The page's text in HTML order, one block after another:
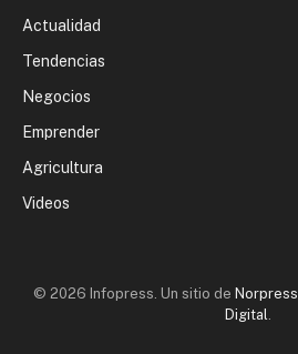
Actualidad
Tendencias
Negocios
Emprender
Agricultura
Videos
© 2026 Infopress. Un sitio de Norpress
Digital